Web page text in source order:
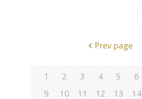
Prev page
1 2 3 4 5 6
9
10 11 12 13 14